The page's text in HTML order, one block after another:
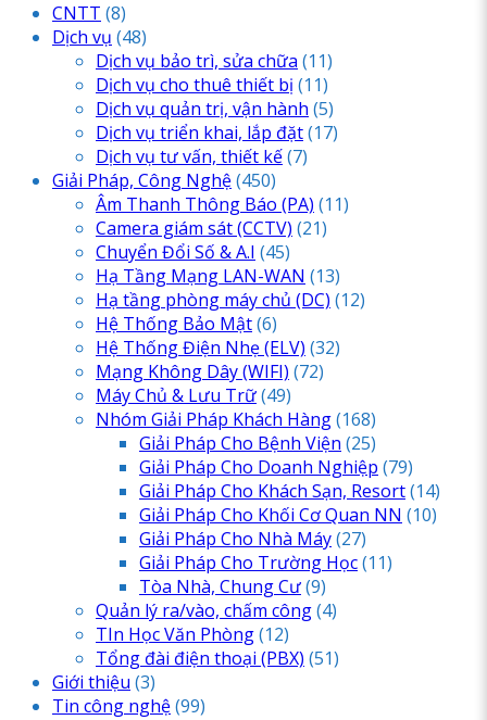
CNTT (8)
Dịch vụ (48)
Dịch vụ bảo trì, sửa chữa (11)
Dịch vụ cho thuê thiết bị (11)
Dịch vụ quản trị, vận hành (5)
Dịch vụ triển khai, lắp đặt(17)
Dịch vụ tư vấn, thiết kế(7)
Giải Pháp, Công Nghệ(450)
Âm Thanh Thông Báo (PA) (11)
Camera giám sát(CCTV) (21)
Chuyển Đổi Số & A.I (45)
Hạ Tầng Mạng LAN-WAN (13)
Hạ tầng phòng máy chủ (DC) (12)
Hệ Thống Bảo Mật(6)
Hệ Thống Điện Nhẹ(ELV) (32)
Mạng Không Dây(WIFI) (72)
Máy Chủ & Lưu Trữ(49)
Nhóm Giải Pháp Khách Hàng(168)
Giải Pháp Cho Bệnh Viện (25)
Giải Pháp Cho Doanh Nghiệp (79)
Giải Pháp Cho Khách Sạn, Resort(14)
Giải Pháp Cho Khối Cơ Quan NN (10)
Giải Pháp Cho Nhà Máy(27)
Giải Pháp Cho Trường Học(11)
Tòa Nhà, Chung Cư(9)
Quản lý ra/vào, chấm công(4)
TIn Học Văn Phòng(12)
Tổng đài điện thoại (PBX) (51)
Giới thiệu (3)
Tin công nghệ(99)